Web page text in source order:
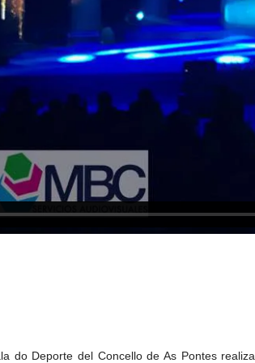
do Deporte del Concello de As Pontes